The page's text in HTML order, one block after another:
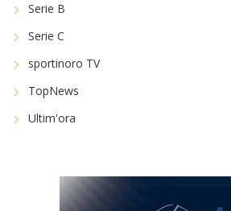
Serie B
Serie C
sportinoro TV
TopNews
Ultim'ora